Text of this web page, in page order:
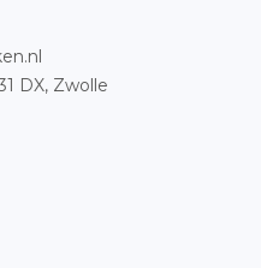
DX, Zwolle